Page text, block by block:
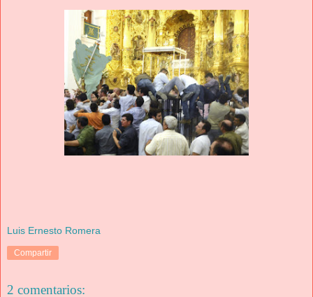
Luis Ernesto Romera
Compartir
2 comentarios: